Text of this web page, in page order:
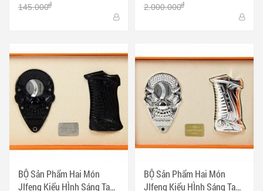
145.000đ 2.000.000đ
BỘ Sản Phẩm Hai Món
JIfeng Kiểu HÌnh Sáng Tạo
BỘ Sản Phẩm Hai Món
JIfeng Kiểu HÌnh Sáng Tạo